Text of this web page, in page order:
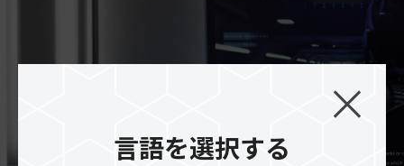
言語を選択する